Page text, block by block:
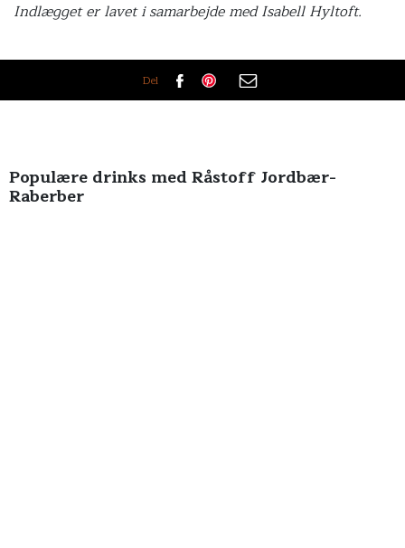
Indlægget er lavet i samarbejde medIsabell Hyltoft.
Del
Populære drinks med Råstoff Jordbær-
Raberber